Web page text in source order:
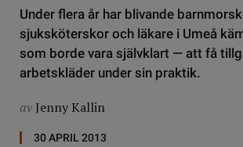
Under flera år har blivande
sjuksköterskor och läkare i Umeå
som borde vara självklart — att få
arbetskläder under sin praktik.
av Jenny Kallin
30 APRIL 2013